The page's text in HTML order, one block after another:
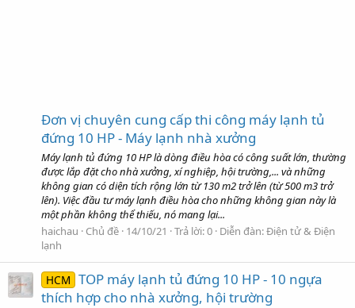
Đơn vị chuyên cung cấp thi công máy lạnh tủ
đứng 10 HP - Máy lạnh nhà xưởng
Máy lạnh tủ đứng 10 HP là dòng điều hòa có công suất lớn, thường
được lắp đặt cho nhà xưởng, xí nghiệp, hội trường,... và những
không gian có diện tích rộng lớn từ 130 m2 trở lên (từ 500 m3 trở
lên). Việc đầu tư máy lạnh điều hòa cho những không gian này là
một phần không thể thiếu, nó mang lại...
haichau
Chủ đề 14/10/21 Trả lời: 0 Diễn đàn:Điện tử & Điện
lạnh
HCM TOP máy lạnh tủ đứng 10 HP - 10 ngựa
thích hợp cho nhà xưởng, hội trường